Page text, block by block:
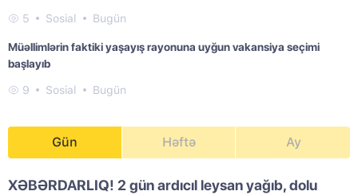
5 Sosial Bugün
Müəllimlərin faktiki yaşayış rayonuna uyğun vakansiya seçimi
başlayıb
9 Sosial Bugün
Gün Həftə Ay
XƏBƏRDARLIQ! 2 gün ardıcıl leysan yağıb, dolu